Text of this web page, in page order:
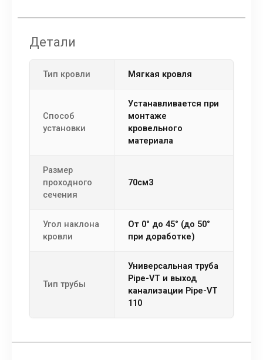
Детали
Тип кровли мягкая кровля
Способ
установки
устанавливается при
монтаже
кровельного
материала
Размер
проходного
сечения
70см3
Угол наклона
кровли
от 0° до 45° (до 50°
при доработке)
Тип трубы
универсальная труба
Pipe-VT и выход
канализации Pipe-VT
110